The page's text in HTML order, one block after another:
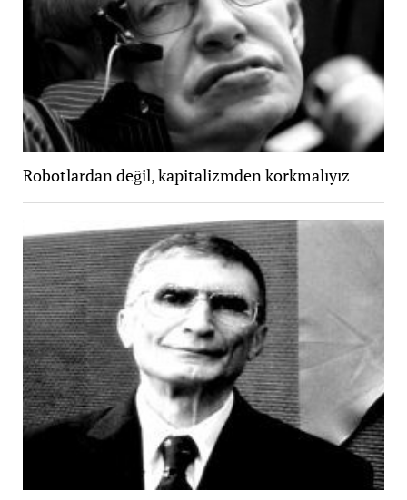
Robotlardan değil, kapitalizmden korkmalıyız